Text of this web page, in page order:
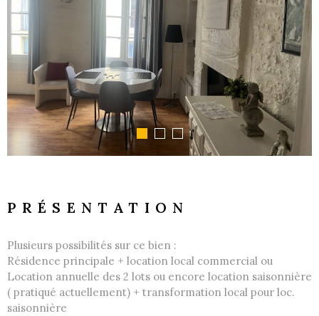
NOUS
PRÉSENTATION
Plusieurs possibilités sur ce bien :
Résidence principale + location local commercial ou
Location annuelle des 2 lots ou encore location saisonnière
( pratiqué actuellement) + transformation local pour loc.
saisonnière